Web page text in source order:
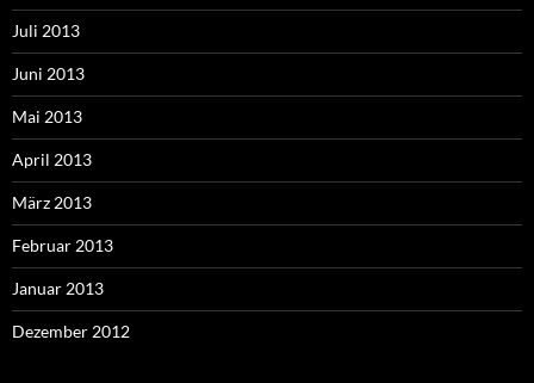
Juli 2013
Juni 2013
Mai 2013
April 2013
März 2013
Februar 2013
Januar 2013
Dezember 2012